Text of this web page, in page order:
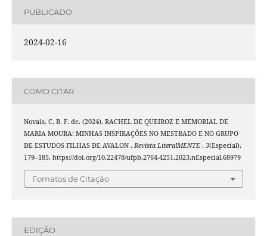
PUBLICADO
2024-02-16
COMO CITAR
Novais, C. B. F. de. (2024). RACHEL DE QUEIROZ E MEMORIAL DE
MARIA MOURA: MINHAS INSPIRAÇÕES NO MESTRADO E NO GRUPO
DE ESTUDOS FILHAS DE AVALON . Revista LiteralMENTE , 3(Especial),
179–185. https://doi.org/10.22478/ufpb.2764-4251.2023.nEspecial.68979
Fomatos de Citação
EDIÇÃO